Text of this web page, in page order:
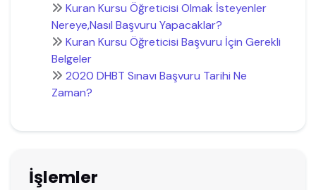
Kuran Kursu Öğreticisi Olmak İsteyenler
Nereye,Nasıl Başvuru Yapacaklar?
Kuran Kursu Öğreticisi Başvuru İçin Gerekli
Belgeler
2020 DHBT Sınavı Başvuru Tarihi Ne
Zaman?
İşlemler